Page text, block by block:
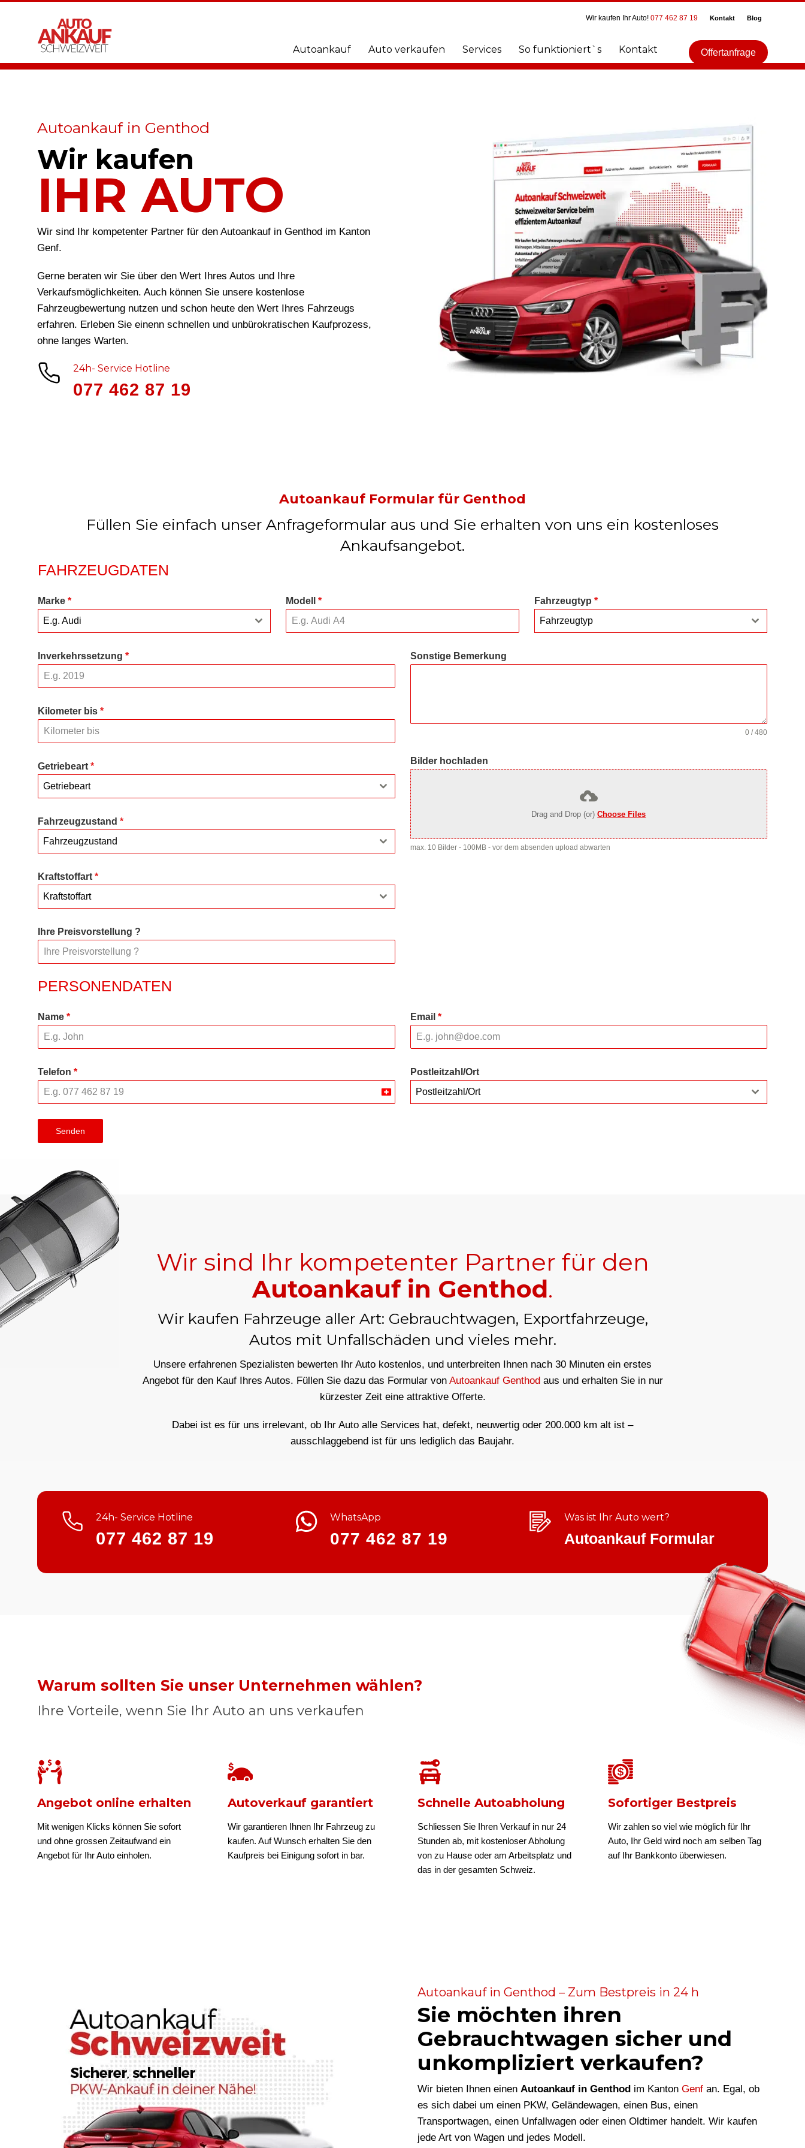
Wir kaufen Ihr Auto! 077 462 87 19 Kontakt Blog
Autoankauf Auto verkaufen Services So funktioniert`s Kontakt Offertanfrage
Autoankauf in Genthod
Wir kaufen
IHR AUTO
Wir sind Ihr kompetenter Partner für den Autoankauf in Genthod im Kanton
Genf.
Gerne beraten wir Sie über den Wert Ihres Autos und Ihre
Verkaufsmöglichkeiten. Auch können Sie unsere kostenlose
Fahrzeugbewertung nutzen und schon heute den Wert Ihres Fahrzeugs
erfahren. Erleben Sie einenn schnellen und unbürokratischen Kaufprozess,
ohne langes Warten.
24h- Service Hotline
077 462 87 19
Autoankauf Formular für Genthod
Füllen Sie einfach unser Anfrageformular aus und Sie erhalten von uns ein kostenloses
Ankaufsangebot.
FAHRZEUGDATEN
Marke *
E.g. Audi
Modell* Fahrzeugtyp *
Fahrzeugtyp
Inverkehrssetzung *
Kilometer bis *
Getriebeart *
Getriebeart
Fahrzeugzustand *
Fahrzeugzustand
Kraftstoffart *
Kraftstoffart
Ihre Preisvorstellung ?
Sonstige Bemerkung
0 / 480
Bilder hochladen
Drag and Drop (or)Choose Files
max. 10 Bilder - 100MB - vor dem absenden upload abwarten
PERSONENDATEN
Name * Email *
Telefon *
Switzerland
Postleitzahl/Ort
Postleitzahl/Ort
Senden
Wir sind Ihr kompetenter Partner für den
Autoankauf in Genthod.
Wir kaufen Fahrzeuge aller Art: Gebrauchtwagen, Exportfahrzeuge,
Autos mit Unfallschäden und vieles mehr.
Unsere erfahrenen Spezialisten bewerten Ihr Auto kostenlos, und unterbreiten Ihnen nach 30 Minuten ein erstes
Angebot für den Kauf Ihres Autos. Füllen Sie dazu das Formular von Autoankauf Genthodaus und erhalten Sie in nur
kürzester Zeit eine attraktive Offerte.
Dabei ist es für uns irrelevant, ob Ihr Auto alle Services hat, defekt, neuwertig oder 200.000 km alt ist –
ausschlaggebend ist für uns lediglich das Baujahr.
24h- Service Hotline
077 462 87 19
WhatsApp
077 462 87 19
Was ist Ihr Auto wert?
Autoankauf Formular
Warum sollten Sie unser Unternehmen wählen?
Ihre Vorteile, wenn Sie Ihr Auto an uns verkaufen
Angebot online erhalten
Mit wenigen Klicks können Sie sofort
und ohne grossen Zeitaufwand ein
Angebot für Ihr Auto einholen.
Autoverkauf garantiert
Wir garantieren Ihnen Ihr Fahrzeug zu
kaufen. Auf Wunsch erhalten Sie den
Kaufpreis bei Einigung sofort in bar.
Schnelle Autoabholung
Schliessen Sie Ihren Verkauf in nur 24
Stunden ab, mit kostenloser Abholung
von zu Hause oder am Arbeitsplatz und
das in der gesamten Schweiz.
Sofortiger Bestpreis
Wir zahlen so viel wie möglich für Ihr
Auto, Ihr Geld wird noch am selben Tag
auf Ihr Bankkonto überwiesen.
Autoankauf in Genthod – Zum Bestpreis in 24 h
Sie möchten ihren
Gebrauchtwagen sicher und
unkompliziert verkaufen?
Wir bieten Ihnen einen Autoankauf in Genthod im Kanton Genf an. Egal, ob
es sich dabei um einen PKW, Geländewagen, einen Bus, einen
Transportwagen, einen Unfallwagen oder einen Oldtimer handelt. Wir kaufen
jede Art von Wagen und jedes Modell.